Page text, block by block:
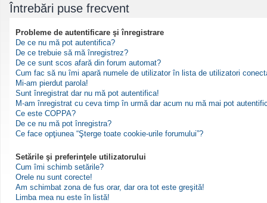
Întrebări puse frecvent
Probleme de autentificare şi înregistrare
De ce nu mă pot autentifica?
De ce trebuie să mă înregistrez?
De ce sunt scos afară din forum automat?
Cum fac să nu îmi apară numele de utilizator în lista de utilizatori
Mi-am pierdut parola!
Sunt înregistrat dar nu mă pot autentifica!
M-am înregistrat cu ceva timp în urmă dar acum nu mă mai pot
Ce este COPPA?
De ce nu mă pot înregistra?
Ce face opţiunea “Şterge toate cookie-urile forumului”?
Setările şi preferinţele utilizatorului
Cum îmi schimb setările?
Orele nu sunt corecte!
Am schimbat zona de fus orar, dar ora tot este greşită!
Limba mea nu este în listă!